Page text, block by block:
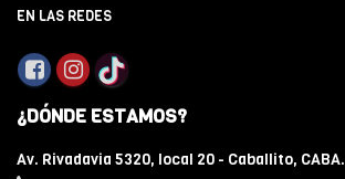
EN LAS REDES
¿DÓNDE ESTAMOS?
Av. Rivadavia 5320, local 20 - Caballito, CABA.